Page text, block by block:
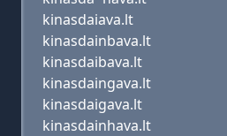
kinasdaiava.lt
kinasdainbava.lt
kinasdaibava.lt
kinasdaingava.lt
kinasdaigava.lt
kinasdainhava.lt